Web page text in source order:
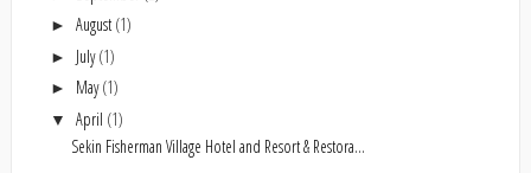
► August(1)
► July(1)
► May(1)
▼ April (1)
Sekin Fisherman Village Hotel and Resort & Restora...